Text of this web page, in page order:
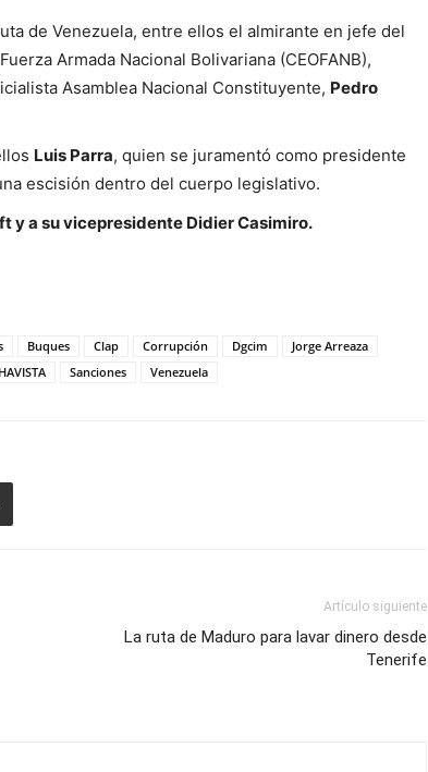
de Venezuela, entre ellos el almirante en jefe del
Armada Nacional Bolivariana (CEOFANB),
Asamblea Nacional Constituyente, Pedro
Luis Parra, quien se juramentó como presidente
escisión dentro del cuerpo legislativo.
y a su vicepresidente Didier Casimiro.
Buques Clap Corrupción Dgcim
Jorge Arreaza
Sanciones Venezuela
Artículo siguiente
La ruta de Maduro para lavar dinero desde
Tenerife